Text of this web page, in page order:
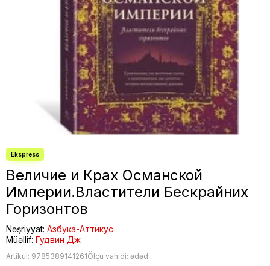
Величие и Крах Османской
Империи.Властители Бескрайних
Горизонтов
Nəşriyyat: Азбука-Аттикус
Müəllif: Гудвин Дж
Artikul: 9785389141261Ölçü vahidi: ədəd